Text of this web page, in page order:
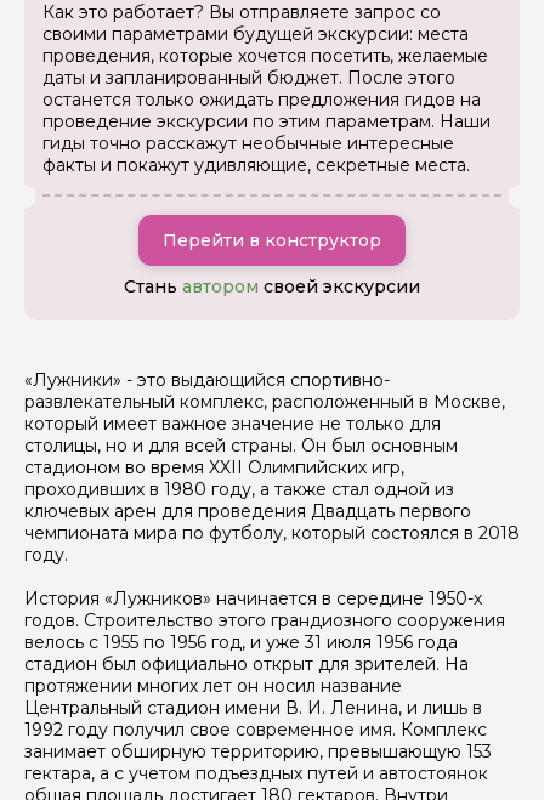
Как это работает? Вы отправляете запрос со
своими параметрами будущей экскурсии: места
проведения, которые хочется посетить, желаемые
даты и запланированный бюджет. После этого
останется только ожидать предложения гидов на
проведение экскурсии по этим параметрам. Наши
гиды точно расскажут необычные интересные
факты и покажут удивляющие, секретные места.
Перейти в конструктор
Стань автором своей экскурсии
«Лужники» - это выдающийся спортивно-
развлекательный комплекс, расположенный в Москве,
который имеет важное значение не только для
столицы, но и для всей страны. Он был основным
стадионом во время XXII Олимпийских игр,
проходивших в 1980 году, а также стал одной из
ключевых арен для проведения Двадцать первого
чемпионата мира по футболу, который состоялся в 2018
году.
История «Лужников» начинается в середине 1950-х
годов. Строительство этого грандиозного сооружения
велось с 1955 по 1956 год, и уже 31 июля 1956 года
стадион был официально открыт для зрителей. На
протяжении многих лет он носил название
Центральный стадион имени В. И. Ленина, и лишь в
1992 году получил свое современное имя. Комплекс
занимает обширную территорию, превышающую 153
гектара, а с учетом подъездных путей и автостоянок